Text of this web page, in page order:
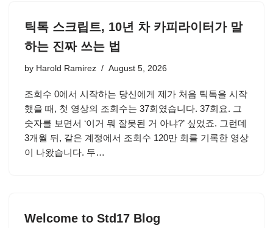
틱톡 스크립트, 10년 차 카피라이터가 말
하는 진짜 쓰는 법
by Harold Ramirez August 5, 2026
조회수 0에서 시작하는 당신에게 제가 처음 틱톡을 시작
했을 때, 첫 영상의 조회수는 37회였습니다. 37회요. 그
숫자를 보면서 ‘이거 뭐 잘못된 거 아냐?’ 싶었죠. 그런데
3개월 뒤, 같은 계정에서 조회수 120만 회를 기록한 영상
이 나왔습니다. 두…
Welcome to Std17 Blog